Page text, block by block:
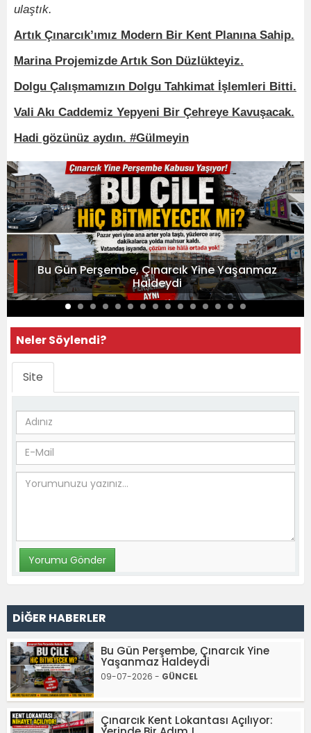
ulaştık.
Artık Çınarcık’ımız Modern Bir Kent Planına Sahip.
Marina Projemizde Artık Son Düzlükteyiz.
Dolgu Çalışmamızın Dolgu Tahkimat İşlemleri Bitti.
Vali Akı Caddemiz Yepyeni Bir Çehreye Kavuşacak.
Hadi gözünüz aydın. #Gülmeyin
Bu Gün Perşembe, Çınarcık Yine Yaşanmaz
Haldeydi
Neler Söylendi?
Site
DİĞER HABERLER
Bu Gün Perşembe, Çınarcık Yine
Yaşanmaz Haldeydi
09-07-2026 - GÜNCEL
Çınarcık Kent Lokantası Açılıyor: